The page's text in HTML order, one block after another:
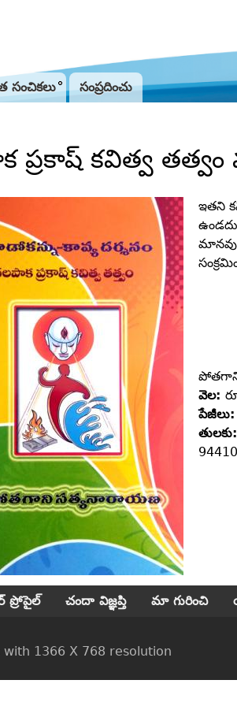
సంచికలు సంప్రదించు
ప్రకాష్‌ కవిత్వ తత్వం
ఇతని
వెల:
పేజీలు:
తులకు:
ప్రోపైల్ చందా విజ్ఞప్తి మా గురించి
1366 X 768